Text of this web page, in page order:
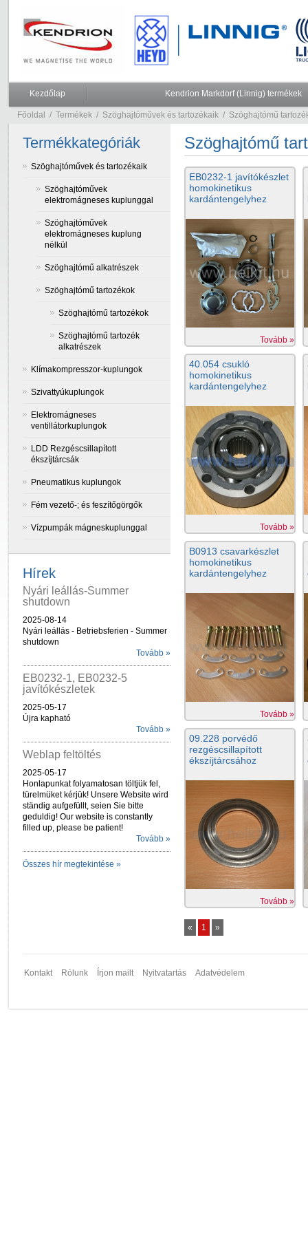
Kezdőlap Kendrion Markdorf (Linnig) termékek
Főoldal / Termékek / Szöghajtóművek és tartozékaik / Szöghajtómű
Termékkategóriák
Szöghajtóművek és tartozékaik
Szöghajtóművek
elektromágneses kuplunggal
Szöghajtóművek
elektromágneses kuplung
nélkül
Szöghajtómű alkatrészek
Szöghajtómű tartozékok
Szöghajtómű tartozékok
Szöghajtómű tartozék
alkatrészek
Klímakompresszor-kuplungok
Szivattyúkuplungok
Elektromágneses
ventillátorkuplungok
LDD Rezgéscsillapított
ékszíjtárcsák
Pneumatikus kuplungok
Fém vezető-; és feszítőgörgők
Vízpumpák mágneskuplunggal
Hírek
Nyári leállás-Summer
shutdown
2025-08-14
Nyári leállás - Betriebsferien - Summer
shutdown
Tovább »
EB0232-1, EB0232-5
javítókészletek
2025-05-17
Újra kapható
Tovább »
Weblap feltöltés
2025-05-17
Honlapunkat folyamatosan töltjük fel,
türelmüket kérjük! Unsere Website wird
ständig aufgefüllt, seien Sie bitte
geduldig! Our website is constantly
filled up, please be patient!
Tovább »
Összes hír megtekintése »
Szöghajtómű
EB0232-1 javítókészlet
homokinetikus
kardántengelyhez
Tovább »
40.054 csukló
homokinetikus
kardántengelyhez
Tovább »
B0913 csavarkészlet
homokinetikus
kardántengelyhez
Tovább »
09.228 porvédő
rezgéscsillapított
ékszíjtárcsához
Tovább »
« 1 »
Kontakt Rólunk Írjon mailt Nyitvatartás Adatvédelem